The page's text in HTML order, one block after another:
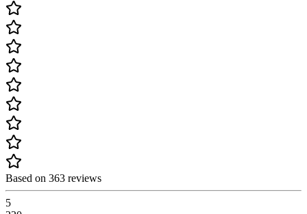
Based on 363 reviews
5